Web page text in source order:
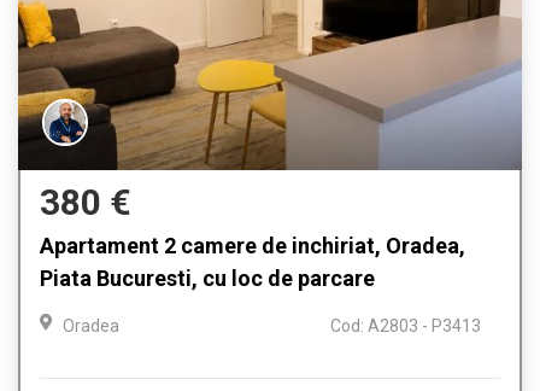
380 €
Apartament 2 camere de inchiriat, Oradea,
Piata Bucuresti, cu loc de parcare
Oradea Cod: A2803 - P3413